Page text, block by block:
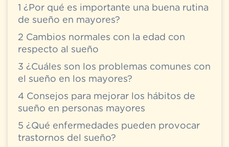
1 ¿Por qué es importante una buena rutina
de sueño en mayores?
2 Cambios normales con la edad con
respecto al sueño
3 ¿Cuáles son los problemas comunes con
el sueño en los mayores?
4 Consejos para mejorar los hábitos de
sueño en personas mayores
5 ¿Qué enfermedades pueden provocar
trastornos del sueño?